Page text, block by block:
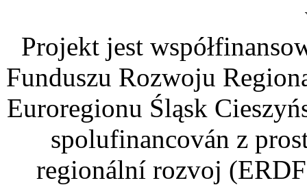
Projekt jest
Funduszu Rozwoju
Euroregionu Śląsk
spolufinancován z
regionální rozvoj